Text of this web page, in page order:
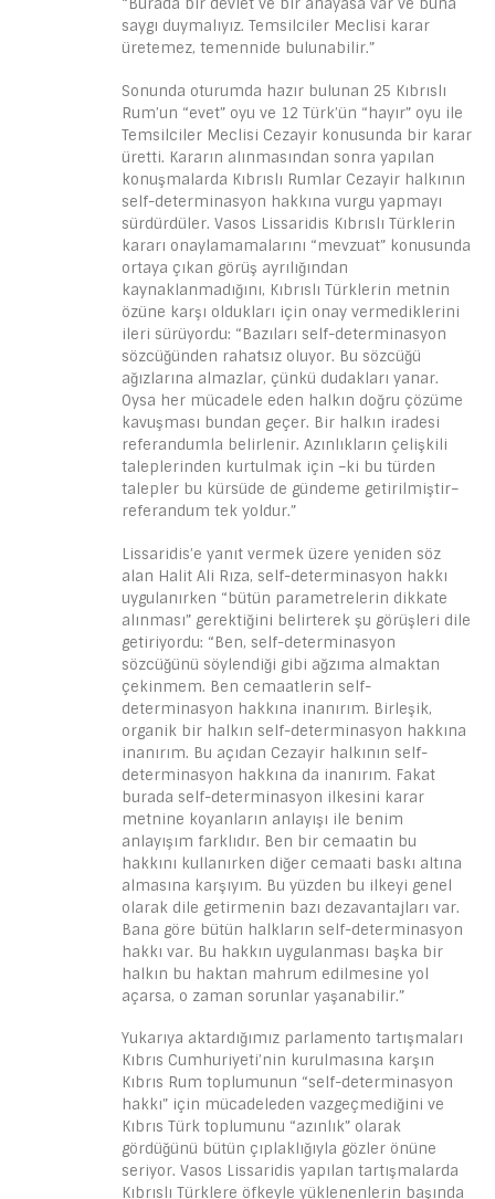
“Burada bir devlet ve bir anayasa var ve buna
saygı duymalıyız. Temsilciler Meclisi karar
üretemez, temennide bulunabilir.”
Sonunda oturumda hazır bulunan 25 Kıbrıslı
Rum’un “evet” oyu ve 12 Türk’ün “hayır” oyu ile
Temsilciler Meclisi Cezayir konusunda bir karar
üretti. Kararın alınmasından sonra yapılan
konuşmalarda Kıbrıslı Rumlar Cezayir halkının
self-determinasyon hakkına vurgu yapmayı
sürdürdüler. Vasos Lissaridis Kıbrıslı Türklerin
kararı onaylamamalarını “mevzuat” konusunda
ortaya çıkan görüş ayrılığından
kaynaklanmadığını, Kıbrıslı Türklerin metnin
özüne karşı oldukları için onay vermediklerini
ileri sürüyordu: “Bazıları self-determinasyon
sözcüğünden rahatsız oluyor. Bu sözcüğü
ağızlarına almazlar, çünkü dudakları yanar.
Oysa her mücadele eden halkın doğru çözüme
kavuşması bundan geçer. Bir halkın iradesi
referandumla belirlenir. Azınlıkların çelişkili
taleplerinden kurtulmak için –ki bu türden
talepler bu kürsüde de gündeme getirilmiştir–
referandum tek yoldur.”
Lissaridis’e yanıt vermek üzere yeniden söz
alan Halit Ali Rıza, self-determinasyon hakkı
uygulanırken “bütün parametrelerin dikkate
alınması” gerektiğini belirterek şu görüşleri dile
getiriyordu: “Ben, self-determinasyon
sözcüğünü söylendiği gibi ağzıma almaktan
çekinmem. Ben cemaatlerin self-
determinasyon hakkına inanırım. Birleşik,
organik bir halkın self-determinasyon hakkına
inanırım. Bu açıdan Cezayir halkının self-
determinasyon hakkına da inanırım. Fakat
burada self-determinasyon ilkesini karar
metnine koyanların anlayışı ile benim
anlayışım farklıdır. Ben bir cemaatin bu
hakkını kullanırken diğer cemaati baskı altına
almasına karşıyım. Bu yüzden bu ilkeyi genel
olarak dile getirmenin bazı dezavantajları var.
Bana göre bütün halkların self-determinasyon
hakkı var. Bu hakkın uygulanması başka bir
halkın bu haktan mahrum edilmesine yol
açarsa, o zaman sorunlar yaşanabilir.”
Yukarıya aktardığımız parlamento tartışmaları
Kıbrıs Cumhuriyeti’nin kurulmasına karşın
Kıbrıs Rum toplumunun “self-determinasyon
hakkı” için mücadeleden vazgeçmediğini ve
Kıbrıs Türk toplumunu “azınlık” olarak
gördüğünü bütün çıplaklığıyla gözler önüne
seriyor. Vasos Lissaridis yapılan tartışmalarda
Kıbrıslı Türklere öfkeyle yüklenenlerin başında